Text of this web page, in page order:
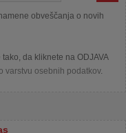
obveščanja o novih
da kliknete na ODJAVA
varstvu osebnih podatkov.